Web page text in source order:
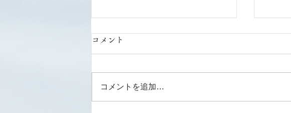
コメント
コメントを追加…